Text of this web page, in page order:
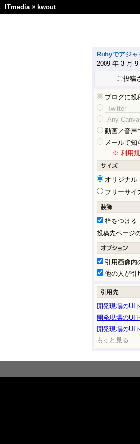
ITmedia× kwout
Rubyでアジャ
2009 年 3 月
ご投稿
ブログに投
動画／音声
メールで知
※ 利用規
オリジナル
フリーサイ
枠をつける
投稿先ページ
引用画像内
他の人が引
開発現場のUI
開発現場のUI
開発現場のUI
もっと見る